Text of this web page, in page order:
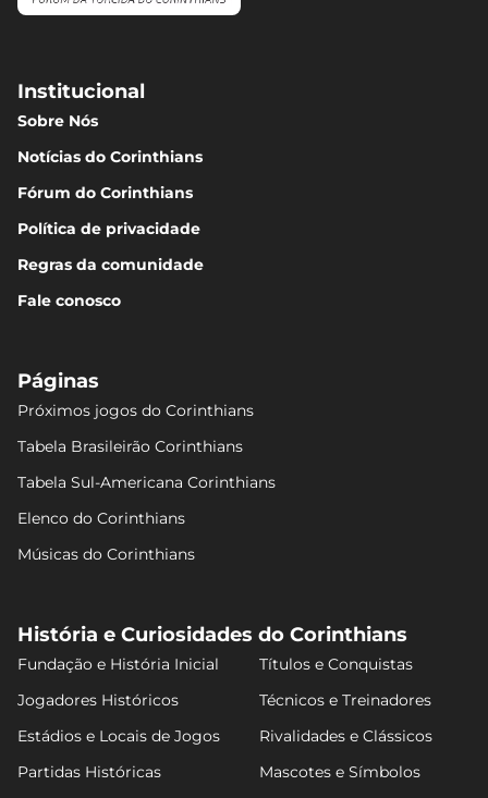
A. Carrillo
Matheus Pereira
Charles
Dieguinho
6.84
Institucional
Sobre Nós
Notícias do Corinthians
Fórum do Corinthians
Política de privacidade
Regras da comunidade
Fale conosco
Páginas
Próximos jogos do Corinthians
Tabela Brasileirão Corinthians
Tabela Sul-Americana Corinthians
Elenco do Corinthians
Músicas do Corinthians
História e Curiosidades do Corinthians
Fundação e História Inicial
Títulos e Conquistas
Jogadores Históricos
Técnicos e Treinadores
Estádios e Locais de Jogos
Rivalidades e Clássicos
Partidas Históricas
Mascotes e Símbolos